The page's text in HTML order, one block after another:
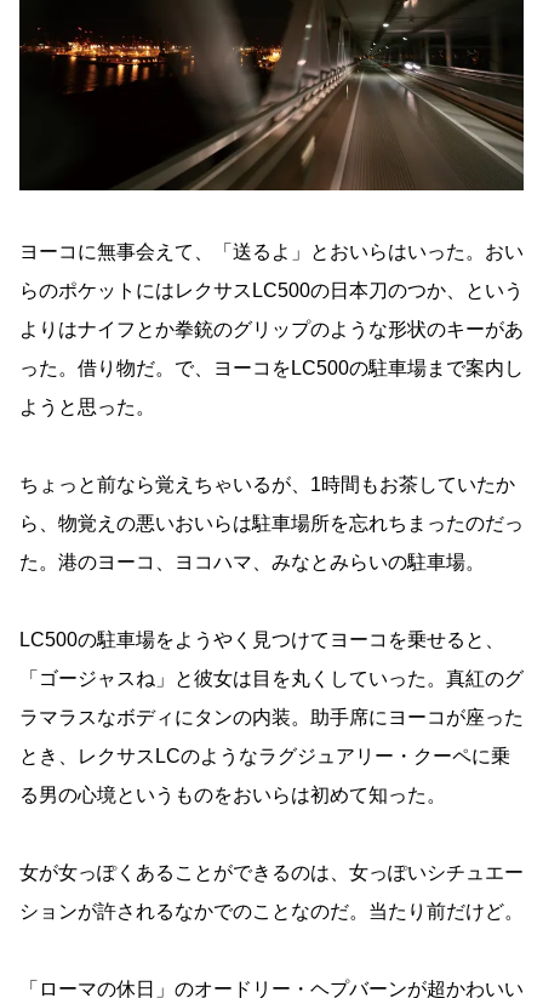
ヨーコに無事会えて、「送るよ」とおいらはいった。おい
らのポケットにはレクサスLC500の日本刀のつか、という
よりはナイフとか拳銃のグリップのような形状のキーがあ
った。借り物だ。で、ヨーコをLC500の駐車場まで案内し
ようと思った。
ちょっと前なら覚えちゃいるが、1時間もお茶していたか
ら、物覚えの悪いおいらは駐車場所を忘れちまったのだっ
た。港のヨーコ、ヨコハマ、みなとみらいの駐車場。
LC500の駐車場をようやく見つけてヨーコを乗せると、
「ゴージャスね」と彼女は目を丸くしていった。真紅のグ
ラマラスなボディにタンの内装。助手席にヨーコが座った
とき、レクサスLCのようなラグジュアリー・クーペに乗
る男の心境というものをおいらは初めて知った。
女が女っぽくあることができるのは、女っぽいシチュエー
ションが許されるなかでのことなのだ。当たり前だけど。
「ローマの休日」のオードリー・ヘプバーンが超かわいい